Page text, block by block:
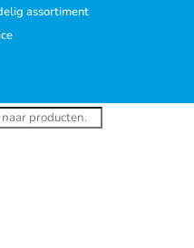
assortiment